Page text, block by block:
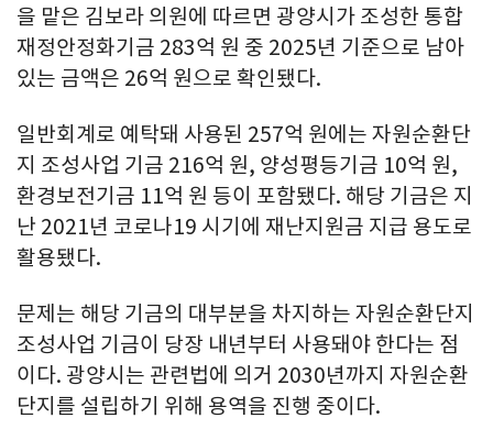
을 맡은 김보라 의원에 따르면 광양시가 조성한 통합
재정안정화기금 283억 원 중 2025년 기준으로 남아
있는 금액은 26억 원으로 확인됐다.
일반회계로 예탁돼 사용된 257억 원에는 자원순환단
지 조성사업 기금 216억 원, 양성평등기금 10억 원,
환경보전기금 11억 원 등이 포함됐다. 해당 기금은 지
난 2021년 코로나19 시기에 재난지원금 지급 용도로
활용됐다.
문제는 해당 기금의 대부분을 차지하는 자원순환단지
조성사업 기금이 당장 내년부터 사용돼야 한다는 점
이다. 광양시는 관련법에 의거 2030년까지 자원순환
단지를 설립하기 위해 용역을 진행 중이다.